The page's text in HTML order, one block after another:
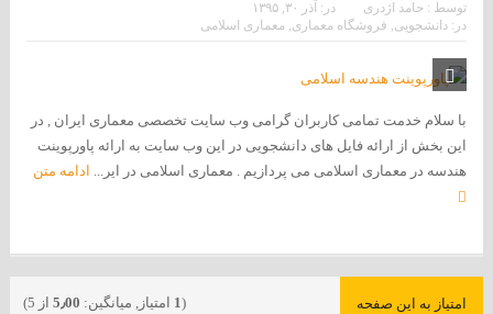
توسط : حامد اژدری در: آذر ۳۰, ۱۳۹۵
در: دانشجویی, فروشگاه معماری, معماری اسلامی
با سلام خدمت تمامی کاربران گرامی وب سایت تخصصی معماری ایران , در
این بخش از ارائه فایل های دانشجویی در این وب سایت به ارائه پاورپوینت
هندسه در معماری اسلامی می پردازیم . معماری اسلامی در ایر... ادامه متن
امتیاز به این صفحه (
1 امتیاز, میانگین: 5٫00 از 5)